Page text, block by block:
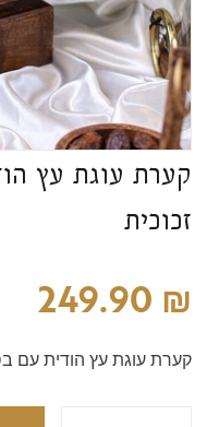
קערת עוגת עץ
זכוכית
249.90 ₪
קערת עוגת עץ הודית עם